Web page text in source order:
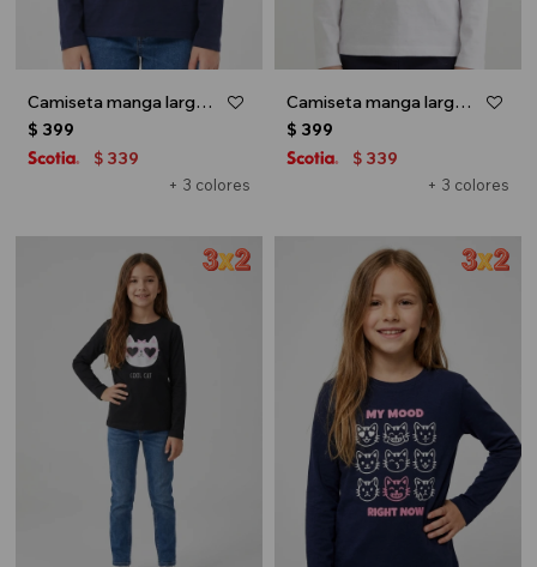
Camiseta manga larga - Azul marino
+ 3 colores
$ 399
$ 339
Camiseta manga larga - Blanco
+ 3 colores
$ 399
$ 339